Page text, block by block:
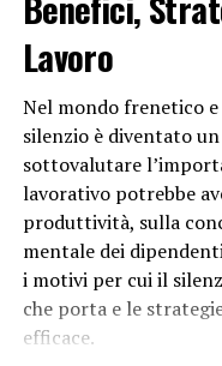
C’era anche un
delle colonie. I Greci
desideravano
Le colonie servivano
lingua greca, delle
politica greca. In tal
con la madrepatria e
terre lontane.
Infine, va sottolineato
era un fenomeno
variare a seconda
condizioni locali. Ad
Lavoro
Nel mondo frenetico
silenzio è diventato
sottovalutare
lavorativo potrebbe
produttività, sulla
mentale dei
i motivi per cui il
che porta e le
efficace.